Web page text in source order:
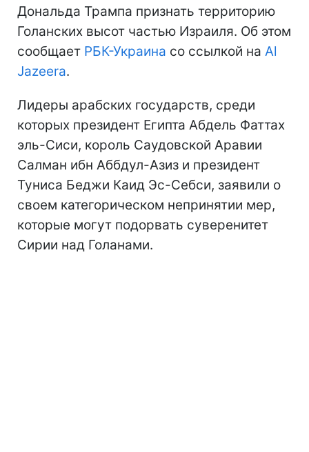
Дональда Трампа признать территорию
Голанских высот частью Израиля. Об этом
сообщает РБК-Украина со ссылкой на Al
Jazeera.
Лидеры арабских государств, среди
которых президент Египта Абдель Фаттах
эль-Сиси, король Саудовской Аравии
Салман ибн Аббдул-Азиз и президент
Туниса Беджи Каид Эс-Себси, заявили о
своем категорическом непринятии мер,
которые могут подорвать суверенитет
Сирии над Голанами.